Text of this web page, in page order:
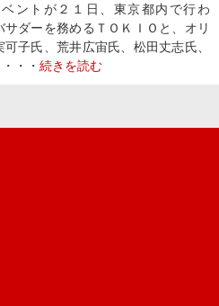
ントが２１日、東京都内で行わ
ダーを務めるＴＯＫＩＯと、オリ
子氏、荒井広宙氏、松田丈志氏、
・・ 続きを読む